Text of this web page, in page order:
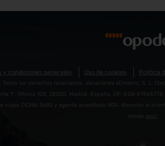
y condiciones generales Uso de cookies Política
Todos los derechos reservados. Vacaciones eDreams, S. L.
1º, Oficina 108, 28005, Madrid, España. CIF: ESB-
viajes CICMA 3682 y agente acreditado IATA. Atención al
desde
aquí .